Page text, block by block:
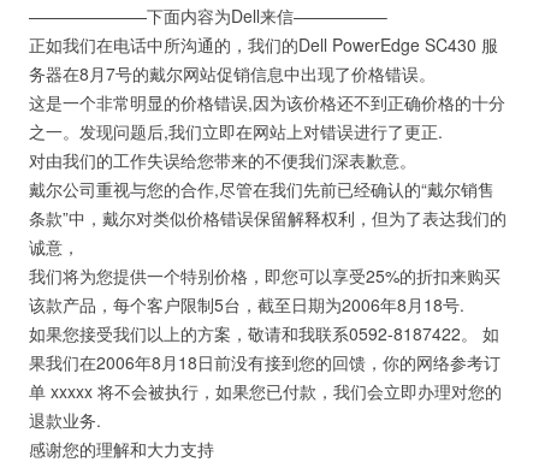
———————下面内容为Dell来信—————–
正如我们在电话中所沟通的，我们的Dell PowerEdge SC430 服
务器在8月7号的戴尔网站促销信息中出现了价格错误。
这是一个非常明显的价格错误,因为该价格还不到正确价格的十分
之一。发现问题后,我们立即在网站上对错误进行了更正.
对由我们的工作失误给您带来的不便我们深表歉意。
戴尔公司重视与您的合作,尽管在我们先前已经确认的“戴尔销售
条款”中，戴尔对类似价格错误保留解释权利，但为了表达我们的
诚意，
我们将为您提供一个特别价格，即您可以享受25%的折扣来购买
该款产品，每个客户限制5台，截至日期为2006年8月18号.
如果您接受我们以上的方案，敬请和我联系0592-8187422。 如
果我们在2006年8月18日前没有接到您的回馈，你的网络参考订
单 xxxxx 将不会被执行，如果您已付款，我们会立即办理对您的
退款业务.
感谢您的理解和大力支持